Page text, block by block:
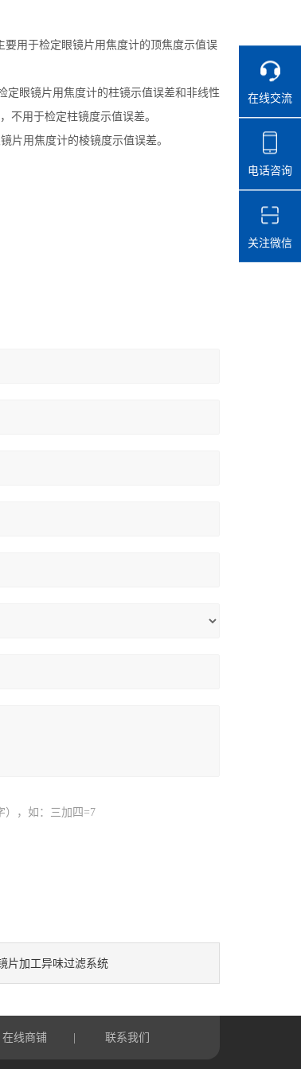
要用于检定眼镜片用焦度计的顶焦度示值误
定眼镜片用焦度计的柱镜示值误差和非线性
不用于检定柱镜度示值误差。
片用焦度计的棱镜度示值误差。
），如：三加四=7
片加工异味过滤系统
在线商铺 联系我们
在线交流
电话咨询
关注微信